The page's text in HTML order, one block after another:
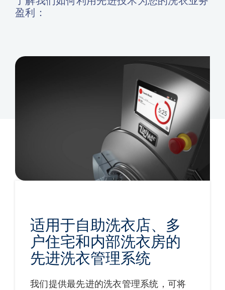
盈利：
适用于自助洗衣店、多
户住宅和内部洗衣房的
先进洗衣管理系统
我们提供最先进的洗衣管理系统，可将